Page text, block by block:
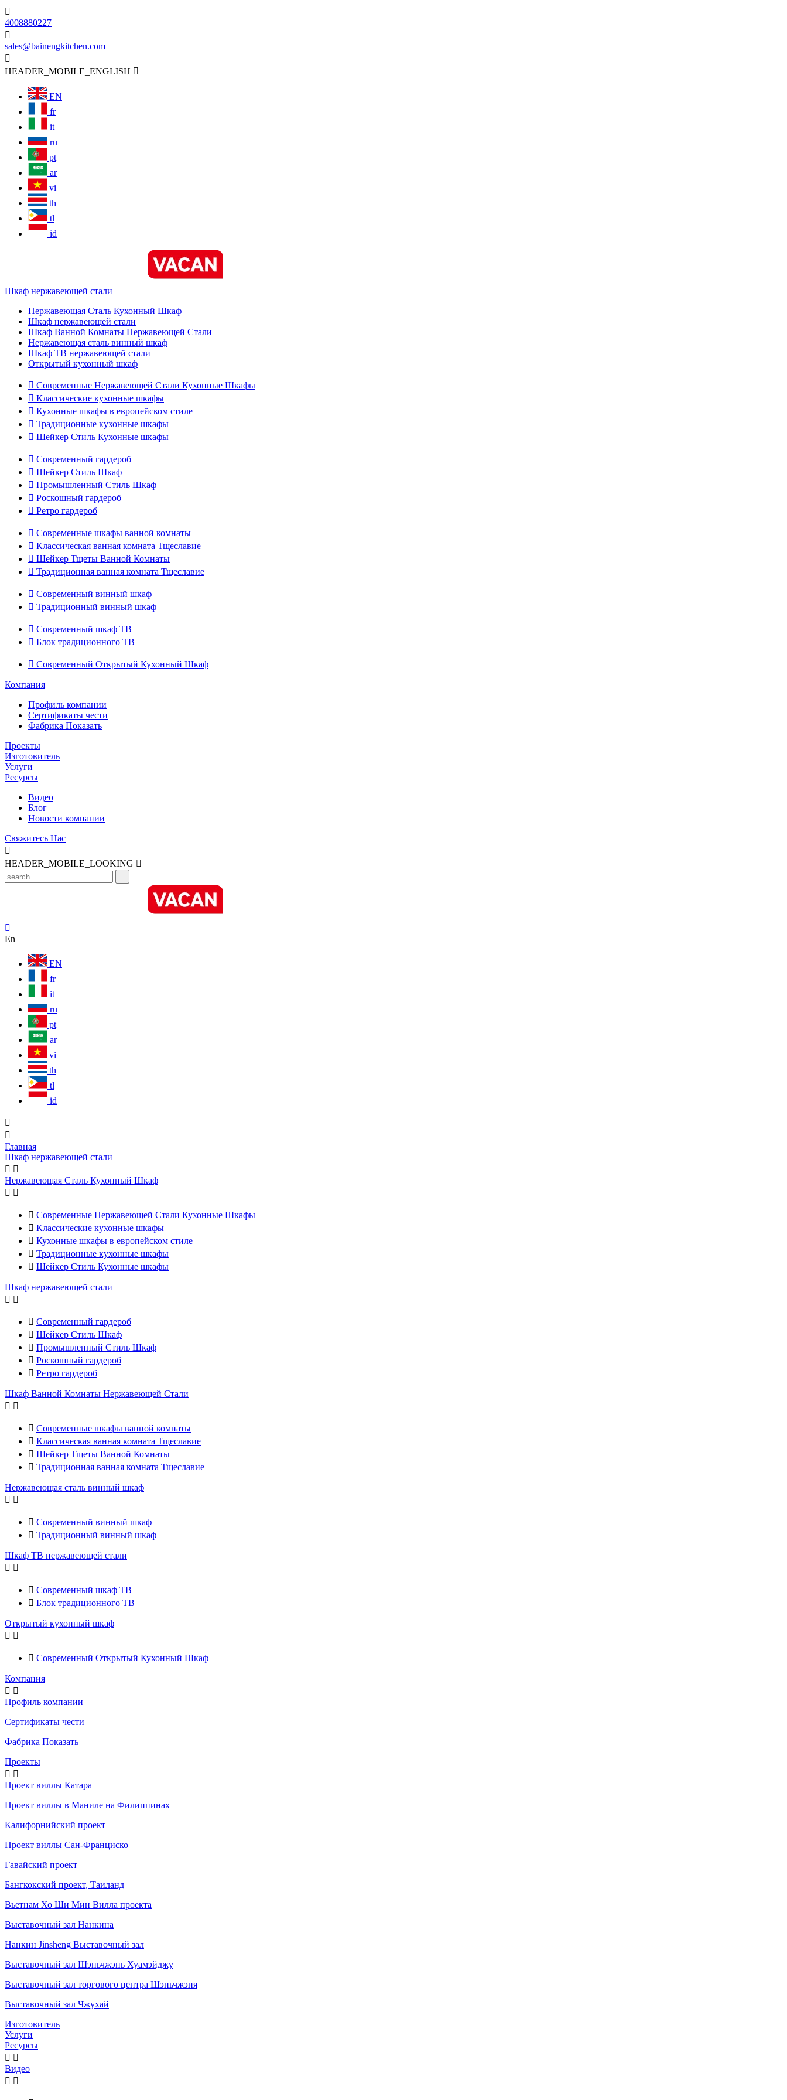

4008880227

sales@bainengkitchen.com

HEADER_MOBILE_ENGLISH 
EN
fr
it
ru
pt
ar
vi
th
tl
id
Шкаф нержавеющей стали
Нержавеющая Сталь Кухонный Шкаф
Шкаф нержавеющей стали
Шкаф Ванной Комнаты Нержавеющей Стали
Нержавеющая сталь винный шкаф
Шкаф ТВ нержавеющей стали
Открытый кухонный шкаф
 Современные Нержавеющей Стали Кухонные Шкафы
 Классические кухонные шкафы
 Кухонные шкафы в европейском стиле
 Традиционные кухонные шкафы
 Шейкер Стиль Кухонные шкафы
 Современный гардероб
 Шейкер Стиль Шкаф
 Промышленный Стиль Шкаф
 Роскошный гардероб
 Ретро гардероб
 Современные шкафы ванной комнаты
 Классическая ванная комната Тщеславие
 Шейкер Тщеты Ванной Комнаты
 Традиционная ванная комната Тщеславие
 Современный винный шкаф
 Традиционный винный шкаф
 Современный шкаф ТВ
 Блок традиционного ТВ
 Современный Открытый Кухонный Шкаф
Компания
Профиль компании
Сертификаты чести
Фабрика Показать
Проекты
Изготовитель
Услуги
Ресурсы
Видео
Блог
Новости компании
Свяжитесь Нас

HEADER_MOBILE_LOOKING 


En
EN
fr
it
ru
pt
ar
vi
th
tl
id


Главная
Шкаф нержавеющей стали
 
Нержавеющая Сталь Кухонный Шкаф
 
 Современные Нержавеющей Стали Кухонные Шкафы
 Классические кухонные шкафы
 Кухонные шкафы в европейском стиле
 Традиционные кухонные шкафы
 Шейкер Стиль Кухонные шкафы
Шкаф нержавеющей стали
 
 Современный гардероб
 Шейкер Стиль Шкаф
 Промышленный Стиль Шкаф
 Роскошный гардероб
 Ретро гардероб
Шкаф Ванной Комнаты Нержавеющей Стали
 
 Современные шкафы ванной комнаты
 Классическая ванная комната Тщеславие
 Шейкер Тщеты Ванной Комнаты
 Традиционная ванная комната Тщеславие
Нержавеющая сталь винный шкаф
 
 Современный винный шкаф
 Традиционный винный шкаф
Шкаф ТВ нержавеющей стали
 
 Современный шкаф ТВ
 Блок традиционного ТВ
Открытый кухонный шкаф
 
 Современный Открытый Кухонный Шкаф
Компания
 
Профиль компании
Сертификаты чести
Фабрика Показать
Проекты
 
Проект виллы Катара
Проект виллы в Маниле на Филиппинах
Калифорнийский проект
Проект виллы Сан-Франциско
Гавайский проект
Бангкокский проект, Таиланд
Вьетнам Хо Ши Мин Вилла проекта
Выставочный зал Нанкина
Нанкин Jinsheng Выставочный зал
Выставочный зал Шэньчжэнь Хуамэйджу
Выставочный зал торгового центра Шэньчжэня
Выставочный зал Чжухай
Изготовитель
Услуги
Ресурсы
 
Видео
 